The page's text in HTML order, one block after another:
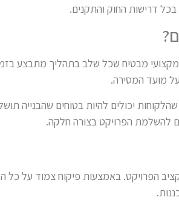
דרישות החוק והתקנים.
מקצועי מבטיח שכל שלב בתהליך מתבצע
מועד המסירה.
יכולים להיות בטוחים שהבנייה
להשלמת הפרויקט בצורה חלקה.
הפרויקט. באמצעות פיקוח צמוד על כל